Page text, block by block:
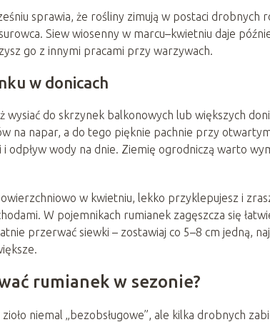
sprawia, że rośliny zimują w postaci drobnych
Siew wiosenny w marcu–kwietniu daje
go z innymi pracami przy warzywach.
w donicach
wysiać do skrzynek balkonowych lub większych
na napar, a do tego pięknie pachnie przy
i odpływ wody na dnie. Ziemię ogrodniczą warto
w kwietniu, lekko przyklepujesz i
W pojemnikach rumianek zagęszcza się
przerwać siewki – zostawiaj co 5–8 cm jedną,
rumianek w sezonie?
zioło niemal „bezobsługowe”, ale kilka drobnych